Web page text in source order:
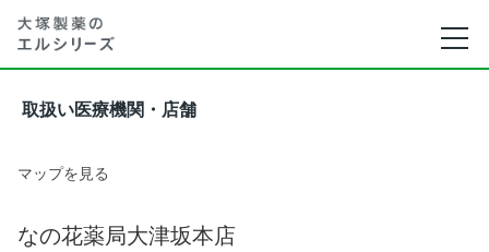
取扱い医療機関・店舗
マップを見る
なの花薬局大津坂本店